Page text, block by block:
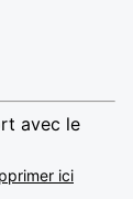
avec le
ici